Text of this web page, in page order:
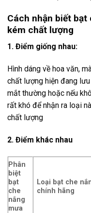
Cách nhận biết
kém chất lượng
1. Điểm giống nhau:
Hình dáng về hoa văn,
chất lượng hiện đang
mắt thường hoặc nếu
rất khó để nhận ra loại
chất lượng
2. Điểm khác nhau
Phân
biệt
bạt
che
nắng
mưa
Loại bạt che
chính hãng